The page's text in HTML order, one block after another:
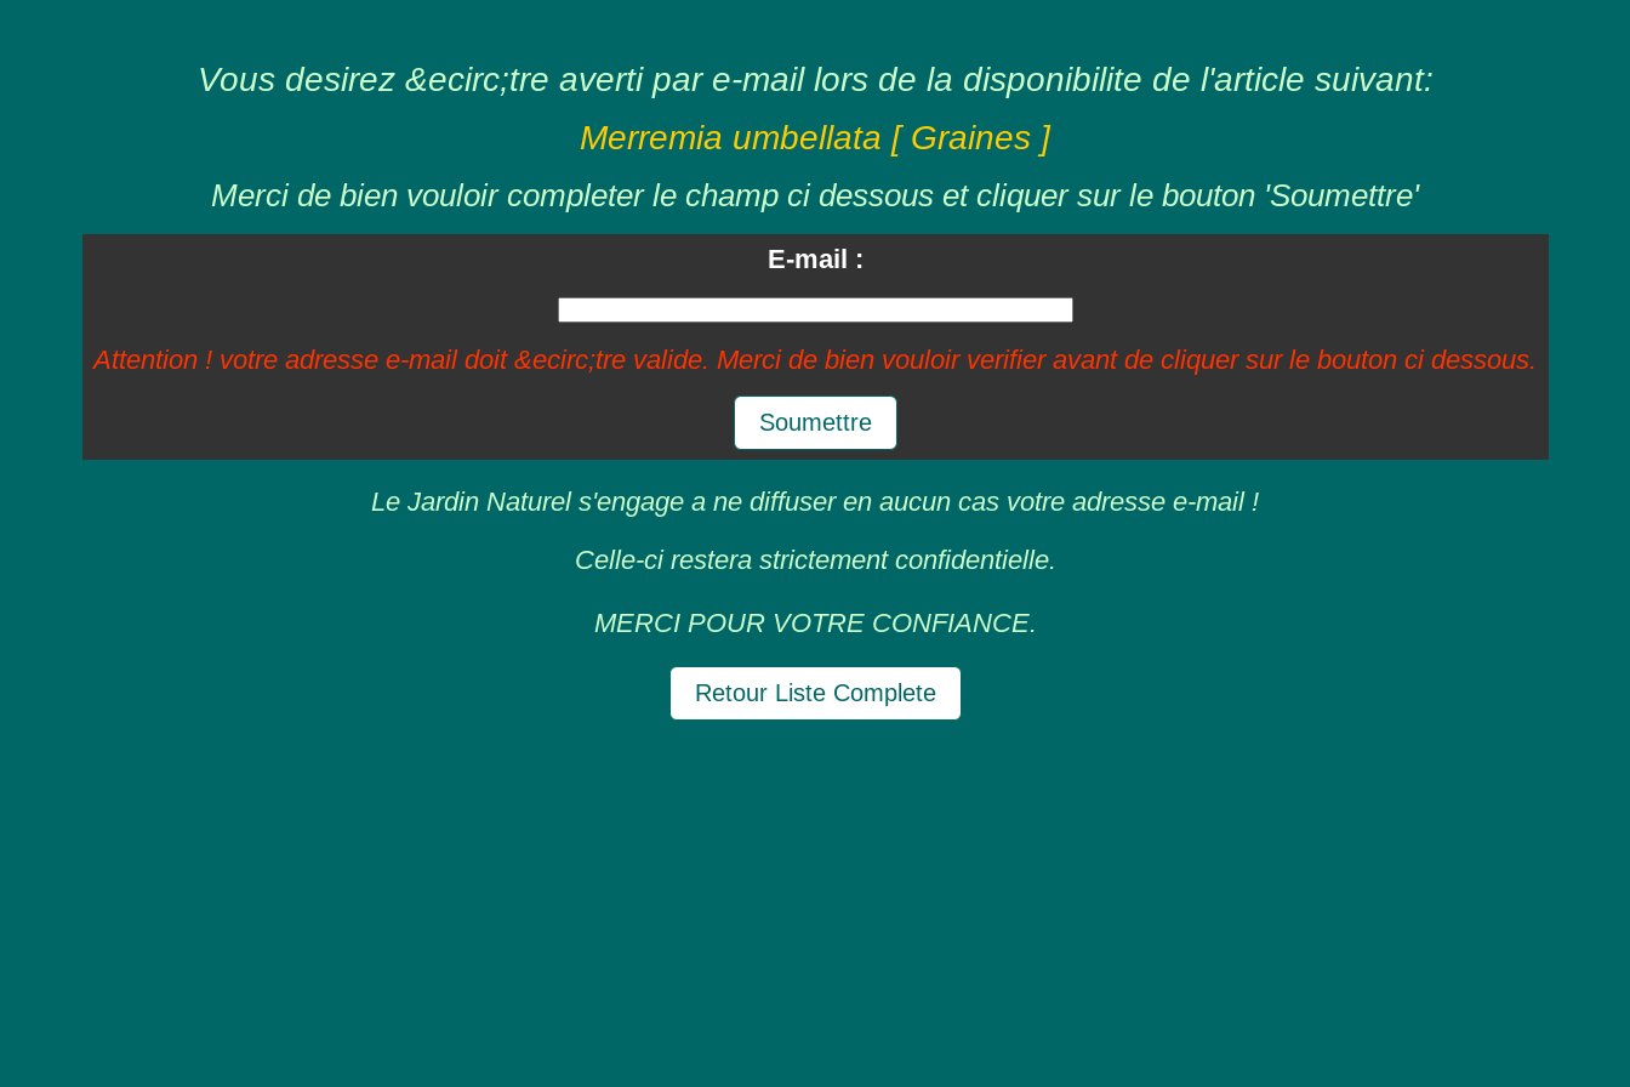
Vous desirez &ecirc;tre averti par e-mail lors de la disponibilite de l'article suivant:
Merremia umbellata [ Graines ]
Merci de bien vouloir completer le champ ci dessous et cliquer sur le bouton 'Soumettre'
E-mail :
Attention ! votre adresse e-mail doit &ecirc;tre valide. Merci de bien vouloir verifier avant de cliquer sur le bouton ci dessous.
Soumettre
Le Jardin Naturel s'engage a ne diffuser en aucun cas votre adresse e-mail !
Celle-ci restera strictement confidentielle.
MERCI POUR VOTRE CONFIANCE.
Retour Liste Complete